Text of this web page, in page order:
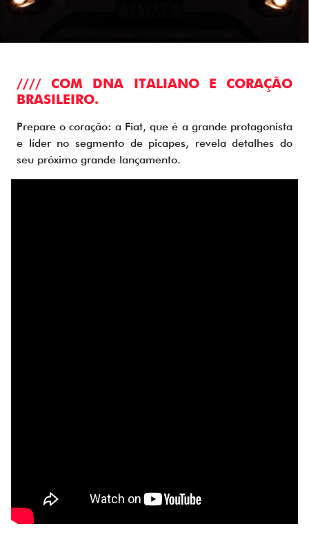
//// COM DNA ITALIANO E CORAÇÃO
BRASILEIRO.
Prepare o coração: a Fiat, que é a grande protagonista
e líder no segmento de picapes, revela detalhes do
seu próximo grande lançamento.